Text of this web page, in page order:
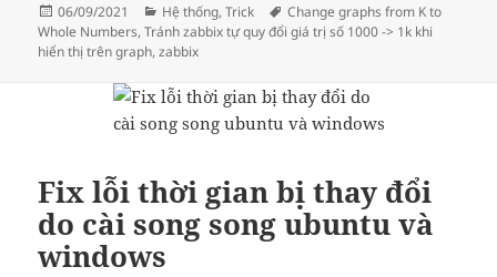
Đăng
vào
ngày
06/09/2021
Danh
mục
Hệ thống,Trick Thẻ
Change graphs from K to
Whole Numbers,Tránh zabbix tự quy đổi giá trị số 1000 -> 1k khi
hiển thị trên graph,zabbix
Fix lỗi thời gian bị thay đổi
do cài song song ubuntu và
windows